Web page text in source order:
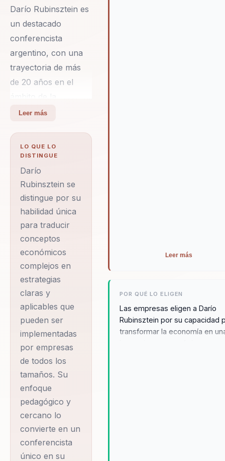
Darío Rubinsztein es
un destacado
conferencista
argentino, con una
trayectoria de más
de 20 años en el
economía, la gestión
familiares y la
estrategia para
PyMEs. Es licenciado
en Administración y
posee un MBA de la
Universidad de
Buenos Aires, lo que
le ha proporcionado
una sólida base
teórica para abordar
los complejos
desafíos económicos
que enfrentan las
empresas hoy en día.
A lo largo de su
carrera, Darío ha
trabajado
incansablemente
para asesorar a
empresas de
diversos sectores,
ayudándolas a
Leer más
LO QUE LO
DISTINGUE
Darío
Rubinsztein se
distingue por su
habilidad única
para traducir
conceptos
económicos
complejos en
estrategias
claras y
aplicables que
pueden ser
implementadas
por empresas
de todos los
tamaños. Su
enfoque
pedagógico y
cercano lo
convierte en un
conferencista
único en su
Leer más
POR QUÉ LO ELIGEN
Las empresas eligen a Darío
Rubinsztein por su capacidad
transformar la economía en